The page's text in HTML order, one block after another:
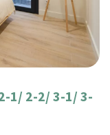
1/ 2-2/ 3-1/ 3-